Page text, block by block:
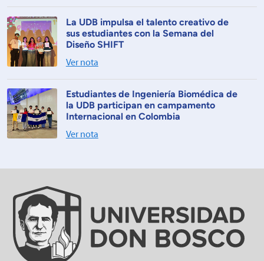
La UDB impulsa el talento creativo de
sus estudiantes con la Semana del
Diseño SHIFT
Ver nota
Estudiantes de Ingeniería Biomédica de
la UDB participan en campamento
Internacional en Colombia
Ver nota